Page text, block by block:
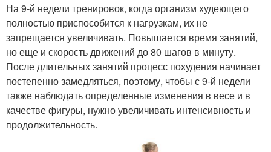
На 9-й недели тренировок, когда организм худеющего
полностью приспособится к нагрузкам, их не
запрещается увеличивать. Повышается время занятий,
но еще и скорость движений до 80 шагов в минуту.
После длительных занятий процесс похудения начинает
постепенно замедляться, поэтому, чтобы с 9-й недели
также наблюдать определенные изменения в весе и в
качестве фигуры, нужно увеличивать интенсивность и
продолжительность.